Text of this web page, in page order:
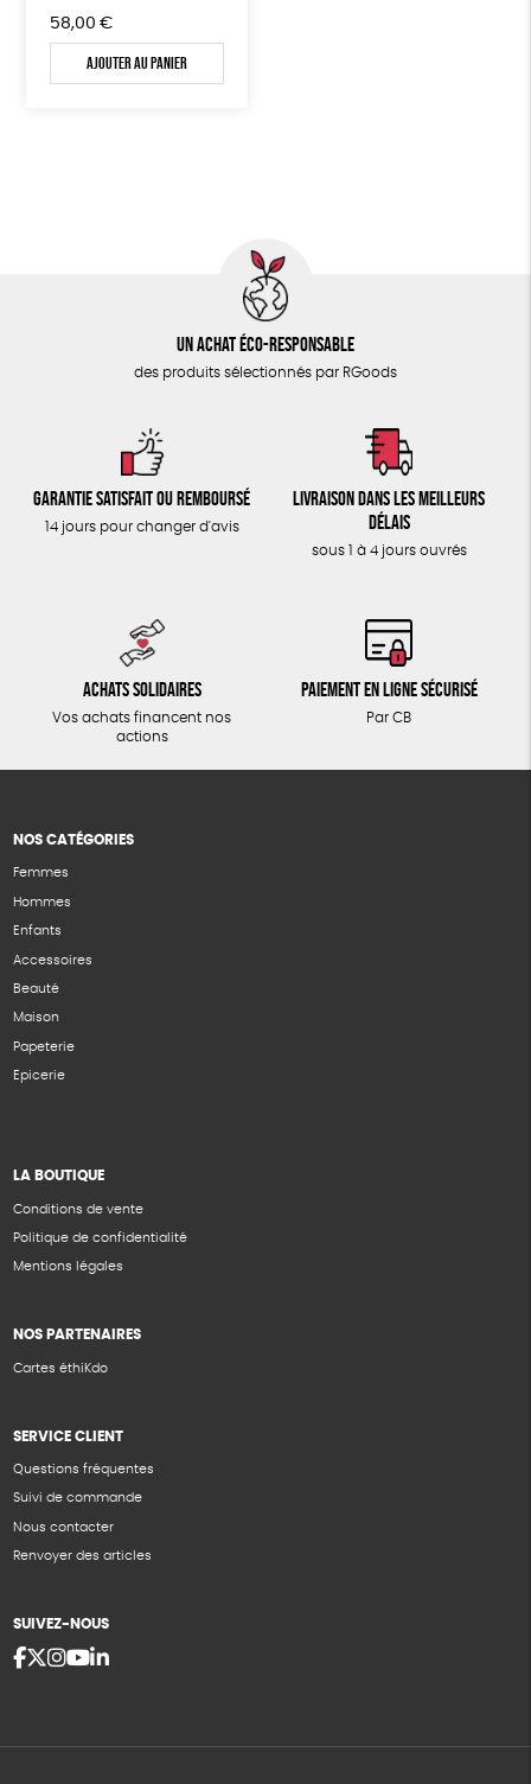
58,00 €
Ajouter au panier
Un achat éco-responsable
des produits sélectionnés par RGoods
Garantie satisfait ou remboursé
14 jours pour changer d'avis
Livraison dans les meilleurs
délais
sous 1 à 4 jours ouvrés
Achats solidaires
Vos achats financent nos
actions
Paiement en ligne sécurisé
Par CB
NOS CATÉGORIES
Femmes
Hommes
Enfants
Accessoires
Beauté
Maison
Papeterie
Epicerie
LA BOUTIQUE
Conditions de vente
Politique de confidentialité
Mentions légales
NOS PARTENAIRES
Cartes éthiKdo
SERVICE CLIENT
Questions fréquentes
Suivi de commande
Nous contacter
Renvoyer des articles
SUIVEZ-NOUS